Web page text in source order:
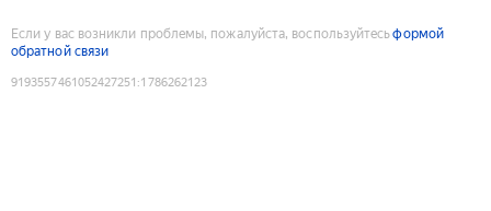
Если у вас возникли проблемы, пожалуйста, воспользуйтесьформой
обратной связи
9193557461052427251 :1786262123